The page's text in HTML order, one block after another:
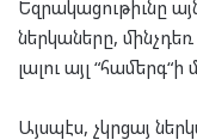
Եզ­րա­կա­ցու­թիւնը
ներ­կա­նե­րը,
լա­լու այլ “հա­մերգ“ի
Այս­պէս, չկրցայ